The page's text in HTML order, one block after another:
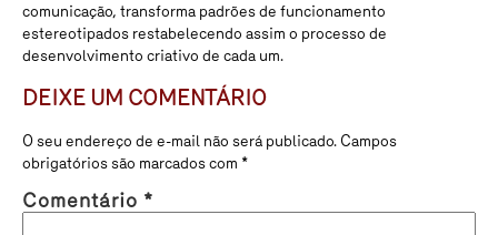
comunicação, transforma padrões de funcionamento
estereotipados restabelecendo assim o processo de
desenvolvimento criativo de cada um.
DEIXE UM COMENTÁRIO
O seu endereço de e-mail não será publicado. Campos
obrigatórios são marcados com *
Comentário *